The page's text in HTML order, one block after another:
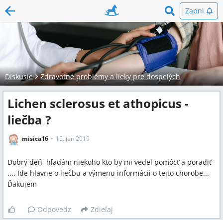
Zapni
Diskusie Zdravotné problémy a lieky pre dospelých
Lichen sclerosus et athopicus -
liečba ?
misica16 15. jan 2019
Dobrý deň, hľadám niekoho kto by mi vedel pomôcť a poradiť
.... Ide hlavne o liečbu a výmenu informácii o tejto chorobe...
Ďakujem
Odpovedz Zdieľaj